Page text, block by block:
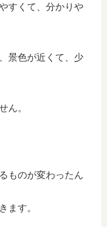
すくて、分かりや
景色が近くて、少
ん。
ものが変わったん
ます。